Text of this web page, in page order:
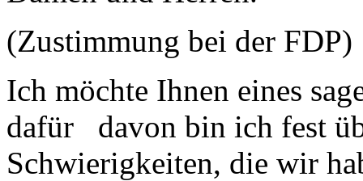
(Zustimmung bei der FDP)
Ich möchte Ihnen eines
dafür davon bin ich fest
Schwierigkeiten, die wir